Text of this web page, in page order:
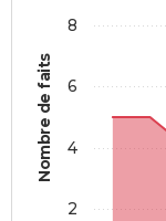
Nombre de faits
2
4
6
8